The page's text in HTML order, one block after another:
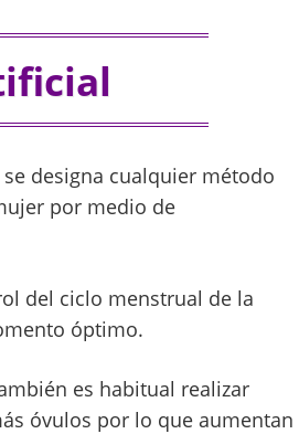
designa cualquier método
por medio de
del ciclo menstrual de la
óptimo.
es habitual realizar
óvulos por lo que aumentan